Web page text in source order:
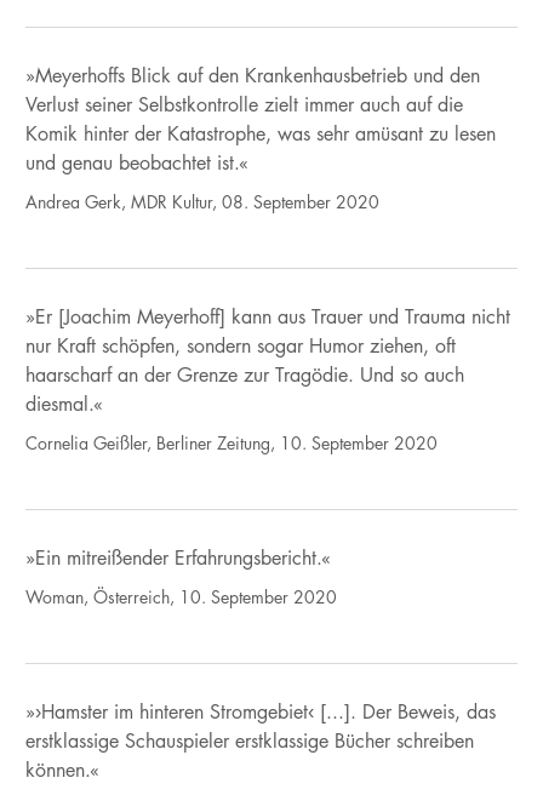
»Meyerhoffs Blick auf den Krankenhausbetrieb und den
Verlust seiner Selbstkontrolle zielt immer auch auf die
Komik hinter der Katastrophe, was sehr amüsant zu lesen
und genau beobachtet ist.«
Andrea Gerk, MDR Kultur, 08. September 2020
»Er [Joachim Meyerhoff] kann aus Trauer und Trauma nicht
nur Kraft schöpfen, sondern sogar Humor ziehen, oft
haarscharf an der Grenze zur Tragödie. Und so auch
diesmal.«
Cornelia Geißler, Berliner Zeitung, 10. September 2020
»Ein mitreißender Erfahrungsbericht.«
Woman, Österreich, 10. September 2020
»›Hamster im hinteren Stromgebiet‹ [...]. Der Beweis, das
erstklassige Schauspieler erstklassige Bücher schreiben
können.«